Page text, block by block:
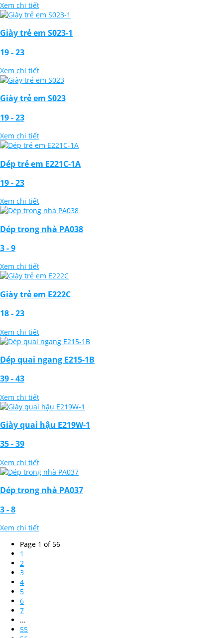
Xem chi tiết
Giày trẻ em S023-1
19 - 23
Xem chi tiết
Giày trẻ em S023
19 - 23
Xem chi tiết
Dép trẻ em E221C-1A
19 - 23
Xem chi tiết
Dép trong nhà PA038
3 - 9
Xem chi tiết
Giày trẻ em E222C
18 - 23
Xem chi tiết
Dép quai ngang E215-1B
39 - 43
Xem chi tiết
Giày quai hậu E219W-1
35 - 39
Xem chi tiết
Dép trong nhà PA037
3 - 8
Xem chi tiết
Page 1 of 56
1
2
3
4
5
6
7
...
55